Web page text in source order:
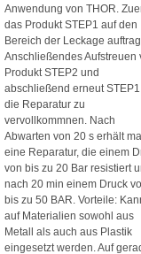
Anwendung von THOR.
das Produkt STEP1 auf den
Bereich der Leckage
Anschließendes Aufstreuen
Produkt STEP2 und
abschließend erneut
die Reparatur zu
vervollkommnen. Nach
Abwarten von 20 s erhält
eine Reparatur, die einem
von bis zu 20 Bar resistiert
nach 20 min einem Druck
bis zu 50 BAR. Vorteile:
auf Materialien sowohl aus
Metall als auch aus Plastik
eingesetzt werden. Auf